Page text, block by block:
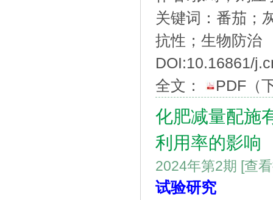
关键词：番茄；
抗性；生物防治
DOI:10.16861/
全文：
PDF （
化肥减量配施
利用率的影响
2024年第2期 [查
试验研究